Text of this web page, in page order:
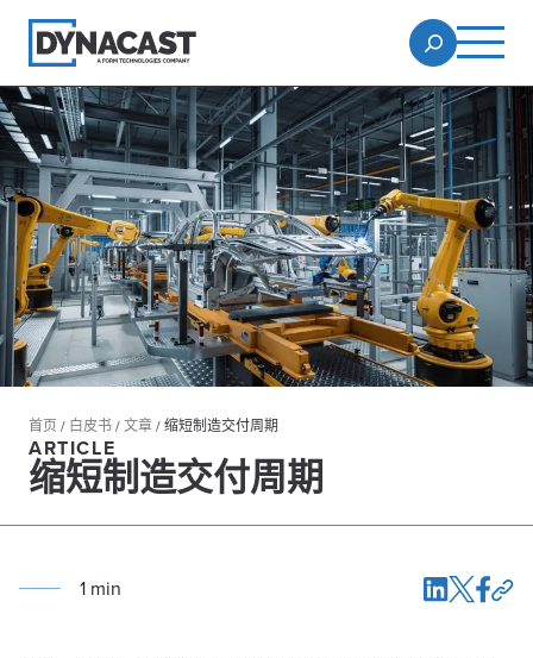
首页 / 白皮书/文章/缩短制造交付周期
ARTICLE
缩短制造交付周期
1 min